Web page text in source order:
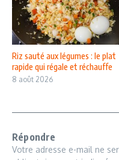
Riz sauté aux légumes : le plat
rapide qui régale et réchauffe
8 août 2026
Répondre
Votre adresse e-mail ne